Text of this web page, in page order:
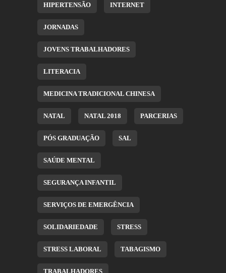
HIPERTENSÃO INTERNET
JORNADAS
JOVENS TRABALHADORES
LITERACIA
MEDICINA TRADICIONAL CHINESA
NATAL NATAL 2018 PARCERIAS
PÓS GRADUAÇÃO SAL
SAÚDE MENTAL
SEGURANÇA INFANTIL
SERVIÇOS DE EMERGÊNCIA
SOLIDARIEDADE STRESS
STRESS LABORAL TABAGISMO
TRABALHADORES